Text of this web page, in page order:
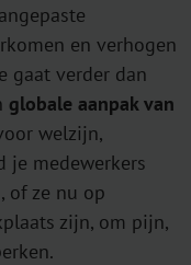
en verhogen
gaat verder dan
globale aanpak van
welzijn,
je medewerkers
of ze nu op
zijn, om pijn,